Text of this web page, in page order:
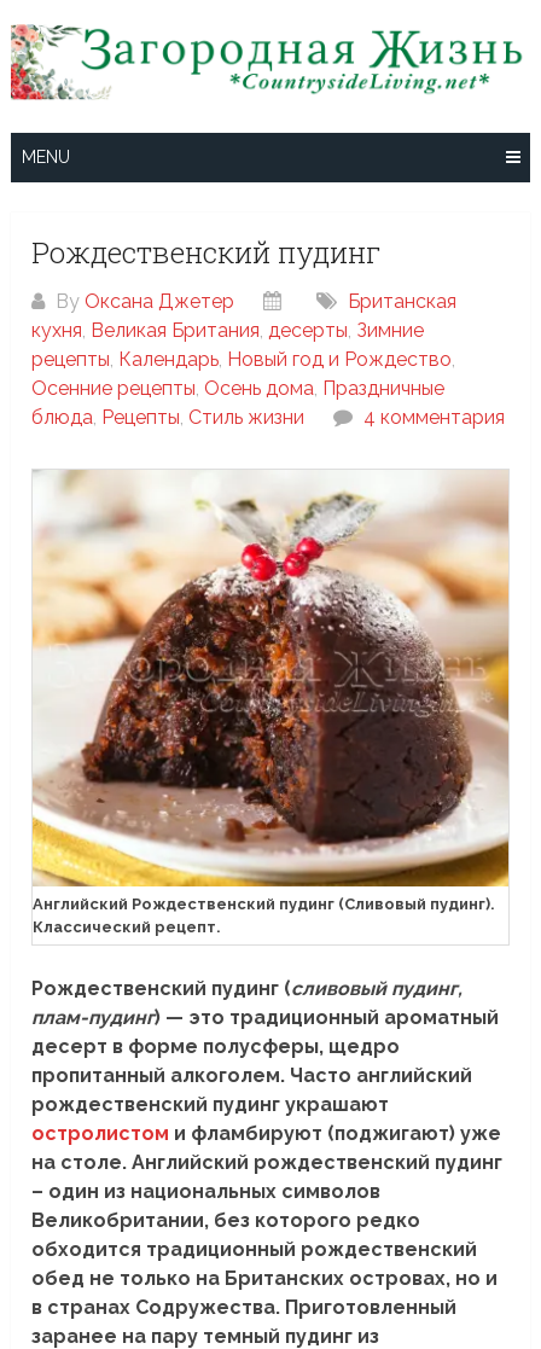
to
content
MENU
Рождественский пудинг
By Оксана Джетер
Британская
кухня, Великая Британия,десерты, Зимние
рецепты, Календарь, Новый год и Рождество,
Осенние рецепты, Осень дома, Праздничные
блюда, Рецепты, Стиль жизни 4 комментария
Английский Рождественский пудинг (Сливовый пудинг).
Классический рецепт.
Рождественский пудинг (сливовый пудинг,
плам-пудинг) — это традиционный ароматный
десерт в форме полусферы, щедро
пропитанный алкоголем. Часто английский
рождественский пудинг украшают
остролистом и фламбируют (поджигают) уже
на столе. Английский рождественский пудинг
– один из национальных символов
Великобритании, без которого редко
обходится традиционный рождественский
обед не только на Британских островах, но и
в странах Содружества. Приготовленный
заранее на пару темный пудинг из